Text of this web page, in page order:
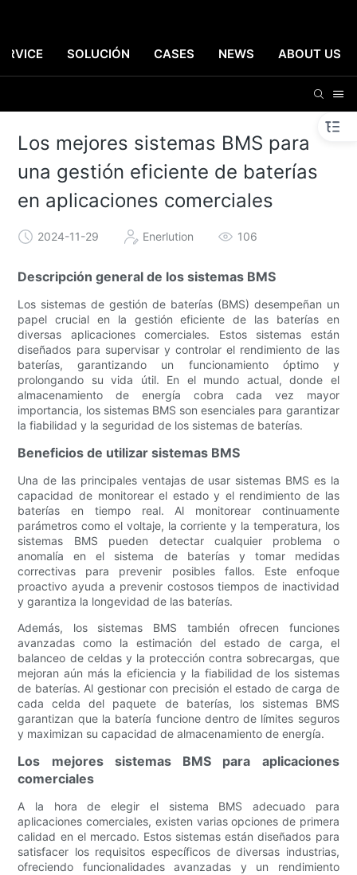
SOLUCIÓN CASES NEWS ABOUT US
Los mejores sistemas BMS para
una gestión eficiente de baterías
en aplicaciones comerciales
2024-11-29 Enerlution 106
Descripción general de los sistemas BMS
Los sistemas de gestión de baterías (BMS) desempeñan un
papel crucial en la gestión eficiente de las baterías en
diversas aplicaciones comerciales. Estos sistemas están
diseñados para supervisar y controlar el rendimiento de las
baterías, garantizando un funcionamiento óptimo y
prolongando su vida útil. En el mundo actual, donde el
almacenamiento de energía cobra cada vez mayor
importancia, los sistemas BMS son esenciales para garantizar
la fiabilidad y la seguridad de los sistemas de baterías.
Beneficios de utilizar sistemas BMS
Una de las principales ventajas de usar sistemas BMS es la
capacidad de monitorear el estado y el rendimiento de las
baterías en tiempo real. Al monitorear continuamente
parámetros como el voltaje, la corriente y la temperatura, los
sistemas BMS pueden detectar cualquier problema o
anomalía en el sistema de baterías y tomar medidas
correctivas para prevenir posibles fallos. Este enfoque
proactivo ayuda a prevenir costosos tiempos de inactividad
y garantiza la longevidad de las baterías.
Además, los sistemas BMS también ofrecen funciones
avanzadas como la estimación del estado de carga, el
balanceo de celdas y la protección contra sobrecargas, que
mejoran aún más la eficiencia y la fiabilidad de los sistemas
de baterías. Al gestionar con precisión el estado de carga de
cada celda del paquete de baterías, los sistemas BMS
garantizan que la batería funcione dentro de límites seguros
y maximizan su capacidad de almacenamiento de energía.
Los mejores sistemas BMS para aplicaciones
comerciales
A la hora de elegir el sistema BMS adecuado para
aplicaciones comerciales, existen varias opciones de primera
calidad en el mercado. Estos sistemas están diseñados para
satisfacer los requisitos específicos de diversas industrias,
ofreciendo funcionalidades avanzadas y un rendimiento